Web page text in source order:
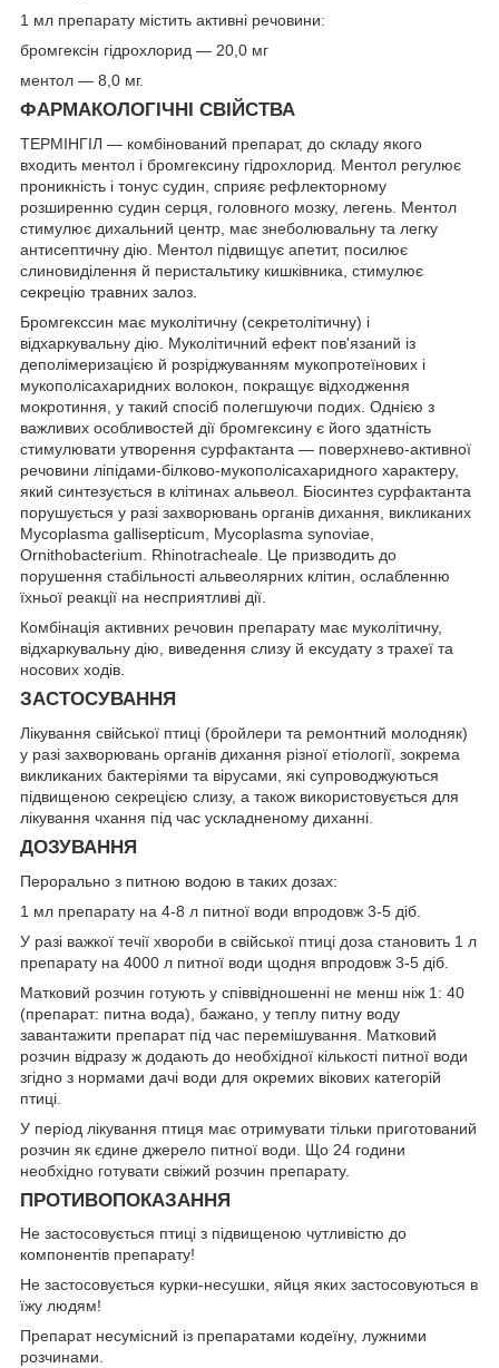
1 мл препарату містить активні речовини:
бромгексін гідрохлорид — 20,0 мг
ментол — 8,0 мг.
ФАРМАКОЛОГІЧНІ СВІЙСТВА
ТЕРМІНГІЛ — комбінований препарат, до складу якого
входить ментол і бромгексину гідрохлорид. Ментол регулює
проникність і тонус судин, сприяє рефлекторному
розширенню судин серця, головного мозку, легень. Ментол
стимулює дихальний центр, має знеболювальну та легку
антисептичну дію. Ментол підвищує апетит, посилює
слиновиділення й перистальтику кишківника, стимулює
секрецію травних залоз.
Бромгекссин має муколітичну (секретолітичну) і
відхаркувальну дію. Муколітичний ефект пов'язаний із
деполімеризацією й розріджуванням мукопротеїнових і
мукополісахаридних волокон, покращує відходження
мокротиння, у такий спосіб полегшуючи подих. Однією з
важливих особливостей дії бромгексину є його здатність
стимулювати утворення сурфактанта — поверхнево-активної
речовини ліпідами-білково-мукополісахаридного характеру,
який синтезується в клітинах альвеол. Біосинтез сурфактанта
порушується у разі захворювань органів дихання, викликаних
Mycoplasma gallisepticum, Mycoplasma synoviae,
Ornithobacterium. Rhinotracheale. Це призводить до
порушення стабільності альвеолярних клітин, ослабленню
їхньої реакції на несприятливі дії.
Комбінація активних речовин препарату має муколітичну,
відхаркувальну дію, виведення слизу й ексудату з трахеї та
носових ходів.
ЗАСТОСУВАННЯ
Лікування свійської птиці (бройлери та ремонтний молодняк)
у разі захворювань органів дихання різної етіології, зокрема
викликаних бактеріями та вірусами, які супроводжуються
підвищеною секрецією слизу, а також використовується для
лікування чхання під час ускладненому диханні.
ДОЗУВАННЯ
Перорально з питною водою в таких дозах:
1 мл препарату на 4-8 л питної води впродовж 3-5 діб.
У разі важкої течії хвороби в свійської птиці доза становить 1 л
препарату на 4000 л питної води щодня впродовж 3-5 діб.
Матковий розчин готують у співвідношенні не менш ніж 1: 40
(препарат: питна вода), бажано, у теплу питну воду
завантажити препарат під час перемішування. Матковий
розчин відразу ж додають до необхідної кількості питної води
згідно з нормами дачі води для окремих вікових категорій
птиці.
У період лікування птиця має отримувати тільки приготований
розчин як єдине джерело питної води. Що 24 години
необхідно готувати свіжий розчин препарату.
ПРОТИВОПОКАЗАННЯ
Не застосовується птиці з підвищеною чутливістю до
компонентів препарату!
Не застосовується курки-несушки, яйця яких застосовуються в
їжу людям!
Препарат несумісний із препаратами кодеїну, лужними
розчинами.